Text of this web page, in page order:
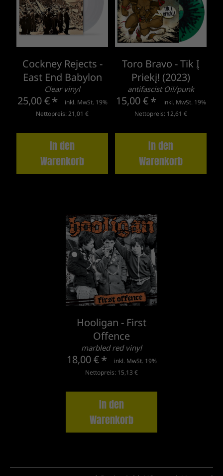
Cockney Rejects -
East End Babylon
Clear vinyl
25,00 € *
inkl. MwSt. 19%
Nettopreis: 21,01 €
In den
Warenkorb
Toro Bravo - Tik Į
Priekį! (2023)
antifascist Oi!/punk
15,00 € *
inkl. MwSt. 19%
Nettopreis: 12,61 €
In den
Warenkorb
Hooligan - First
Offence
marbled red vinyl
18,00 € *
inkl. MwSt. 19%
Nettopreis: 15,13 €
In den
Warenkorb